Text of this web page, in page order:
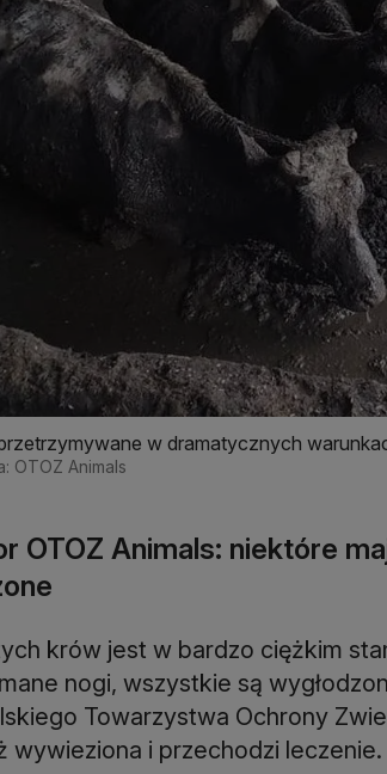
w dramatycznych
OTOZ Animals
OTOZ Animals: niektóre
krów jest w bardzo ciężkim
nogi, wszystkie są
Towarzystwa Ochrony
wywieziona i przechodzi